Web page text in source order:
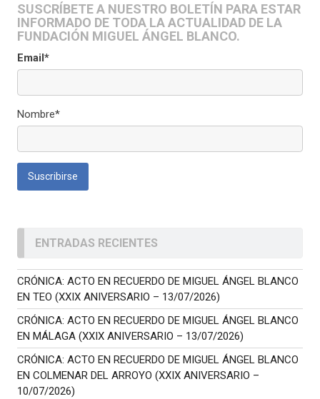
SUSCRÍBETE A NUESTRO BOLETÍN PARA ESTAR
INFORMADO DE TODA LA ACTUALIDAD DE LA
FUNDACIÓN MIGUEL ÁNGEL BLANCO.
Email*
Nombre*
ENTRADAS RECIENTES
CRÓNICA: ACTO EN RECUERDO DE MIGUEL ÁNGEL BLANCO
EN TEO (XXIX ANIVERSARIO – 13/07/2026)
CRÓNICA: ACTO EN RECUERDO DE MIGUEL ÁNGEL BLANCO
EN MÁLAGA (XXIX ANIVERSARIO – 13/07/2026)
CRÓNICA: ACTO EN RECUERDO DE MIGUEL ÁNGEL BLANCO
EN COLMENAR DEL ARROYO (XXIX ANIVERSARIO –
10/07/2026)